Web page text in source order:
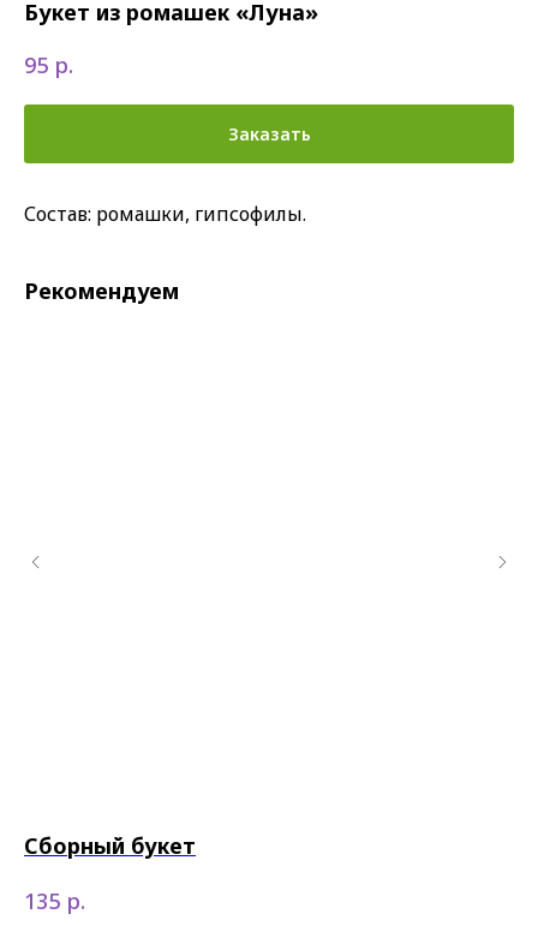
Букет из ромашек «Луна»
95 р.
Заказать
Состав: ромашки, гипсофилы.
Рекомендуем
Сборный букет
135 р.